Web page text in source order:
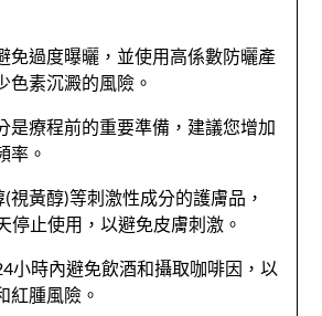
免過度曝曬，並使用高係數防曬產
色素沉澱的風險。
是療程前的重要準備，建議您增加
率。
視黃醇)等刺激性成分的護膚品，
停止使用，以避免皮膚刺激。
小時內避免飲酒和攝取咖啡因，以
紅腫風險。